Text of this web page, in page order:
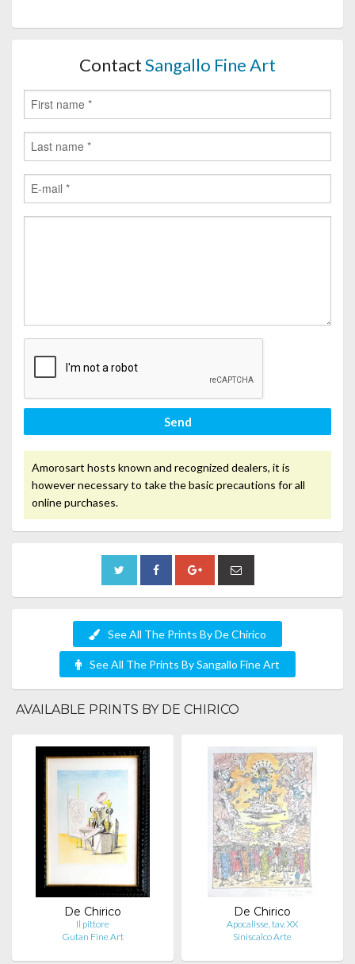
ContactSangallo Fine Art
Send
Amorosart hosts known and recognized dealers, it is
however necessary to take the basic precautions for all
online purchases.
See All The Prints By De Chirico
See All The Prints By Sangallo Fine Art
AVAILABLE PRINTS BY DE CHIRICO
De Chirico
Il pittore
Gutan Fine Art
De Chirico
Apocalisse, tav. XX
Siniscalco Arte